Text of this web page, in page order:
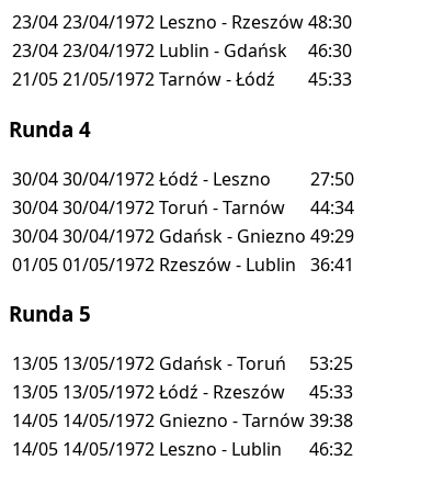
23/0423/04/1972 Leszno - Rzeszów48:30
23/0423/04/1972 Lublin - Gdańsk
46:30
21/0521/05/1972Tarnów - Łódź 45:33
Runda 4
30/0430/04/1972Łódź - Leszno
27:50
30/0430/04/1972Toruń - Tarnów
44:34
30/0430/04/1972 Gdańsk - Gniezno 49:29
01/0501/05/1972 Rzeszów - Lublin 36:41
Runda 5
13/05 13/05/1972 Gdańsk - Toruń
53:25
13/05 13/05/1972Łódź - Rzeszów
45:33
14/05 14/05/1972 Gniezno - Tarnów39:38
14/05 14/05/1972 Leszno - Lublin 46:32